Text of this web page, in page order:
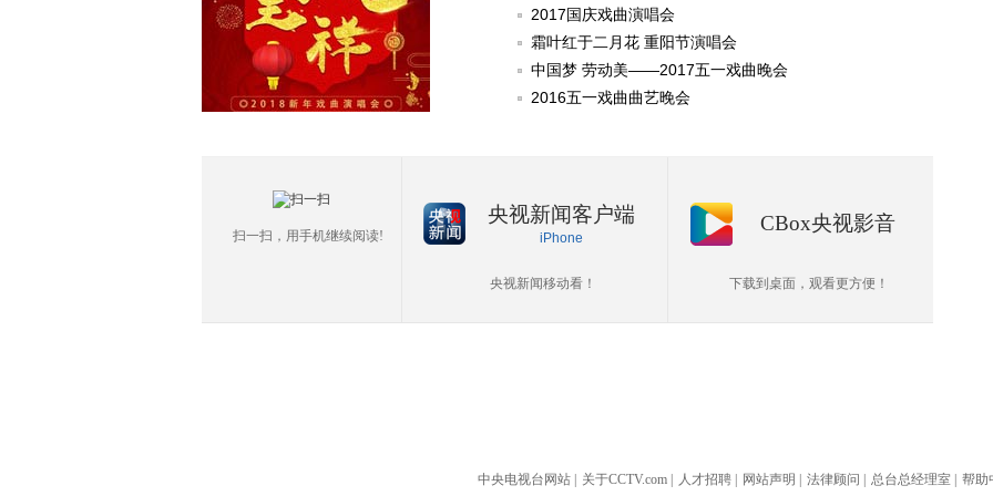
2017国庆戏曲演唱会
霜叶红于二月花 重阳节演唱会
中国梦 劳动美——2017五一戏曲晚会
2016五一戏曲曲艺晚会
扫一扫，用手机继续阅读!
央视新闻客户端
iPhone
央视新闻移动看！
CBox央视影音
下载到桌面，观看更方便！
中央电视台网站 关于CCTV.com 人才招聘 网站声明 法律顾问 总台总经理室 帮助